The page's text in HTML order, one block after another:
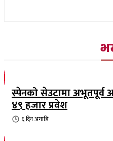
स्पेनको सेउटामा अभूतपूर्व
४९ हजार प्रवेश
६ दिनअगाडि